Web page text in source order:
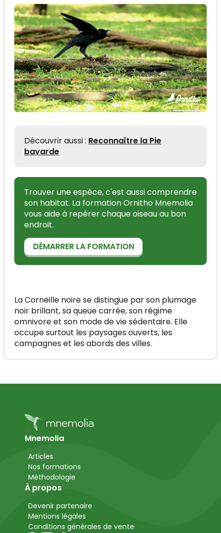
Découvrir aussi : Reconnaître la Pie
bavarde
Trouver une espèce, c'est aussi comprendre
son habitat. La formation Ornitho Mnemolia
vous aide à repérer chaque oiseau au bon
endroit.
DÉMARRER LA FORMATION
La Corneille noire se distingue par son plumage
noir brillant, sa queue carrée, son régime
omnivore et son mode de vie sédentaire. Elle
occupe surtout les paysages ouverts, les
campagnes et les abords des villes.
Mnemolia
Articles
Nos formations
Méthodologie
À propos
Devenir partenaire
Mentions légales
Conditions générales de vente